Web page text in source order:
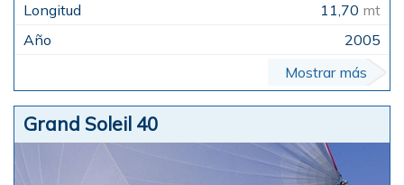
11,70 mt
2005
Mostrar más
Grand Soleil 40